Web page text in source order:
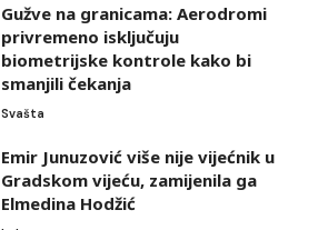
Gužve na granicama: Aerodromi
privremeno isključuju
biometrijske kontrole kako bi
smanjili čekanja
Svašta
Emir Junuzović više nije vijećnik u
Gradskom vijeću, zamijenila ga
Elmedina Hodžić